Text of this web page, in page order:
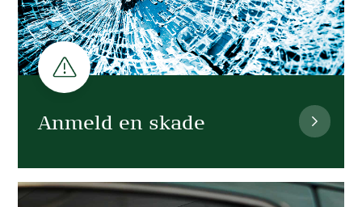
Anmeld en skade